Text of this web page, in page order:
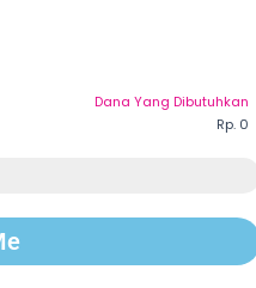
Dana Yang Dibutuhkan
Rp. 0